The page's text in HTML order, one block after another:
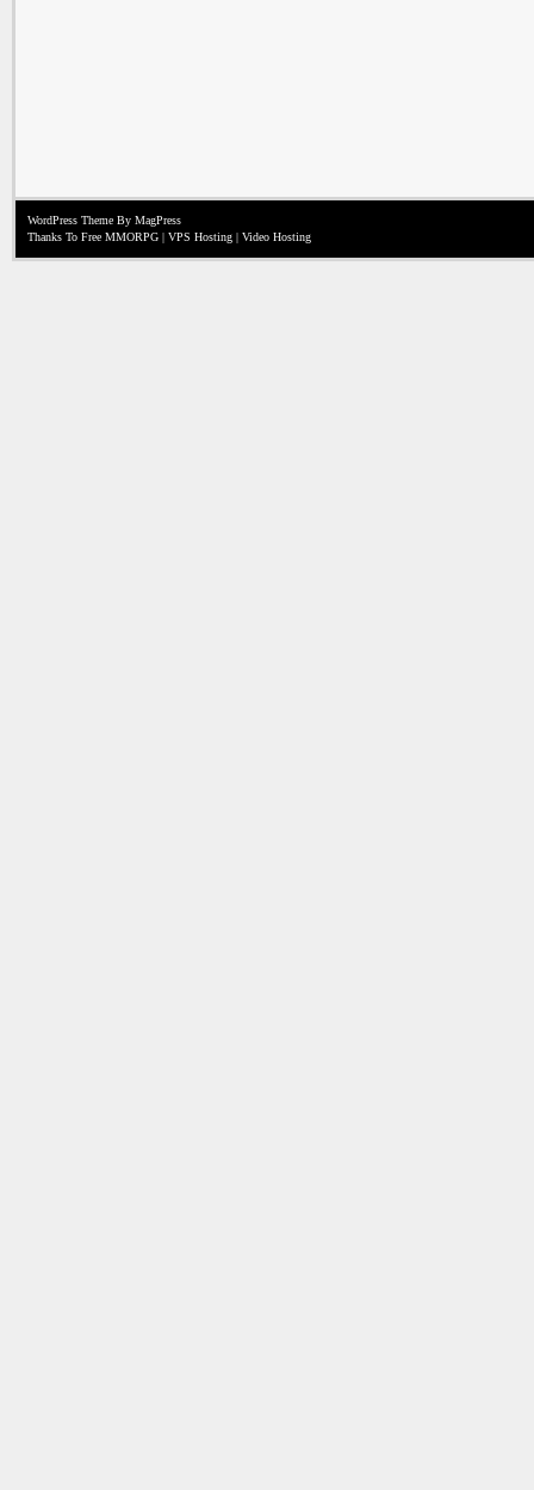
WordPress Theme By MagPress
Thanks To Free MMORPG | VPS Hosting | Video Hosting